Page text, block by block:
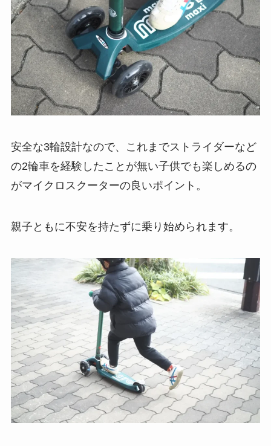
安全な3輪設計なので、これまでストライダーなど
の2輪車を経験したことが無い子供でも楽しめるの
がマイクロスクーターの良いポイント。
親子ともに不安を持たずに乗り始められます。